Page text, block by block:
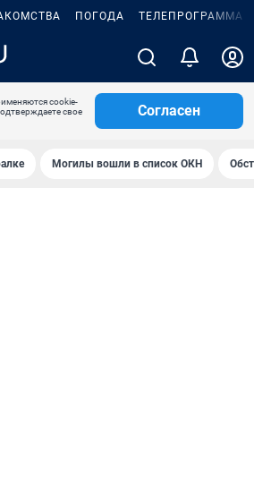
ПОГОДА ТЕЛЕПРОГРАММА
cookie-
свое
Согласен
Могилы вошли в список ОКН